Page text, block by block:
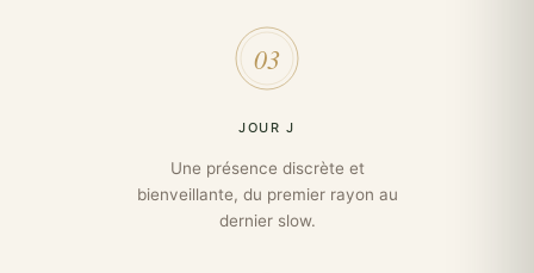
03
JOUR J
Une présence discrète et
bienveillante, du premier rayon au
dernier slow.